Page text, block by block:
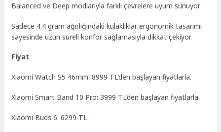
Balanced ve Deep modlarıyla farklı çevrelere uyum sunuyor.
Sadece 4.4 gram ağırlığındaki kulaklıklar ergonomik tasarımı
sayesinde uzun süreli konfor sağlamasıyla dikkat çekiyor.
Fiyat
Xiaomi Watch S5 46mm: 8999 TL’den başlayan fiyatlarla.
Xiaomi Smart Band 10 Pro: 3999 TL’den başlayan fiyatlarla.
Xiaomi Buds 6: 6299 TL.